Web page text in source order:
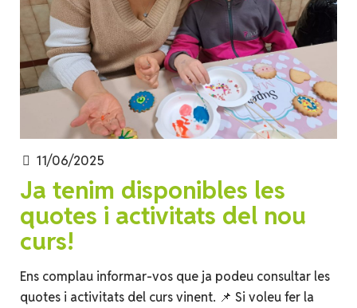
11/06/2025
Ja tenim disponibles les
quotes i activitats del nou
curs!
Ens complau informar-vos que ja podeu consultar les
quotes i activitats del curs vinent. 📌 Si voleu fer la